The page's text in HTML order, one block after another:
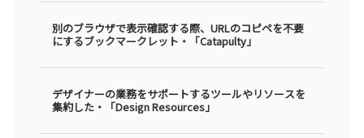
別のブラウザで表示確認する際、URLのコピペを不要
にするブックマークレット・「Catapulty」
デザイナーの業務をサポートするツールやリソースを
集約した・「Design Resources」